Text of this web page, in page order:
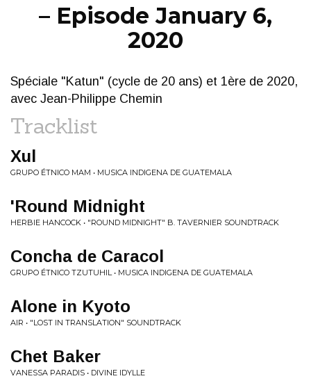
– Episode January 6,
2020
Spéciale "Katun" (cycle de 20 ans) et 1ère de 2020,
avec Jean-Philippe Chemin
Tracklist
Xul
GRUPO ÉTNICO MAM • MUSICA INDIGENA DE GUATEMALA
'Round Midnight
HERBIE HANCOCK • "ROUND MIDNIGHT" B. TAVERNIER SOUNDTRACK
Concha de Caracol
GRUPO ÉTNICO TZUTUHIL • MUSICA INDIGENA DE GUATEMALA
Alone in Kyoto
AIR • "LOST IN TRANSLATION" SOUNDTRACK
Chet Baker
VANESSA PARADIS • DIVINE IDYLLE